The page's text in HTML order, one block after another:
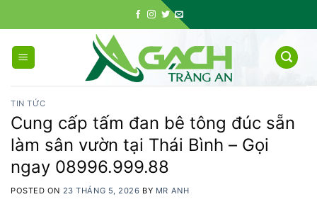
to
content
TIN TỨC
Cung cấp tấm đan bê tông đúc sẵn
làm sân vườn tại Thái Bình – Gọi
ngay 08996.999.88
POSTED ON 23 THÁNG 5, 2026 BY MR ANH